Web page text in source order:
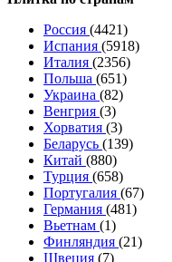
Россия (4421)
Испания (5918)
Италия (2356)
Польша (651)
Украина (82)
Венгрия (3)
Хорватия (3)
Беларусь (139)
Китай (880)
Турция (658)
Португалия (67)
Германия (481)
Вьетнам (1)
Финляндия (21)
Швеция (7)